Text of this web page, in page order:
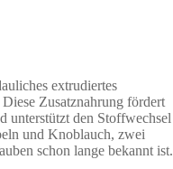
extrudiertes
Zusatznahrung fördert
unterstützt den Stoffwechsel
und Knoblauch, zwei
schon lange bekannt ist.